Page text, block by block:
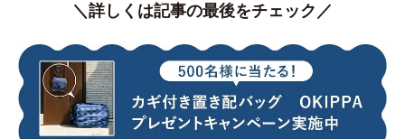
＼詳しくは記事の最後をチェック／